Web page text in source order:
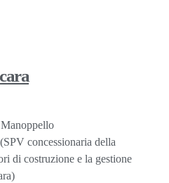
concessionaria della
di costruzione e la gestione